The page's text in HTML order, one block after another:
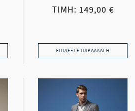
ΤΙΜΉ: 149,00 €
ΕΠΙΛΈΞΤΕ ΠΑΡΑΛΛΑΓΉ